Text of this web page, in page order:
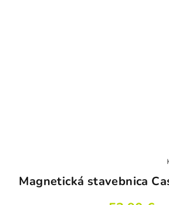
Magnetická stavebnica